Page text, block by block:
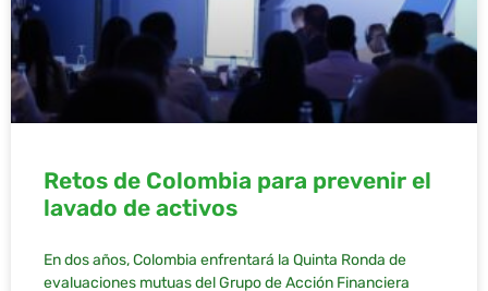
Retos de Colombia para prevenir el
lavado de activos
En dos años, Colombia enfrentará la Quinta Ronda de
evaluaciones mutuas del Grupo de Acción Financiera